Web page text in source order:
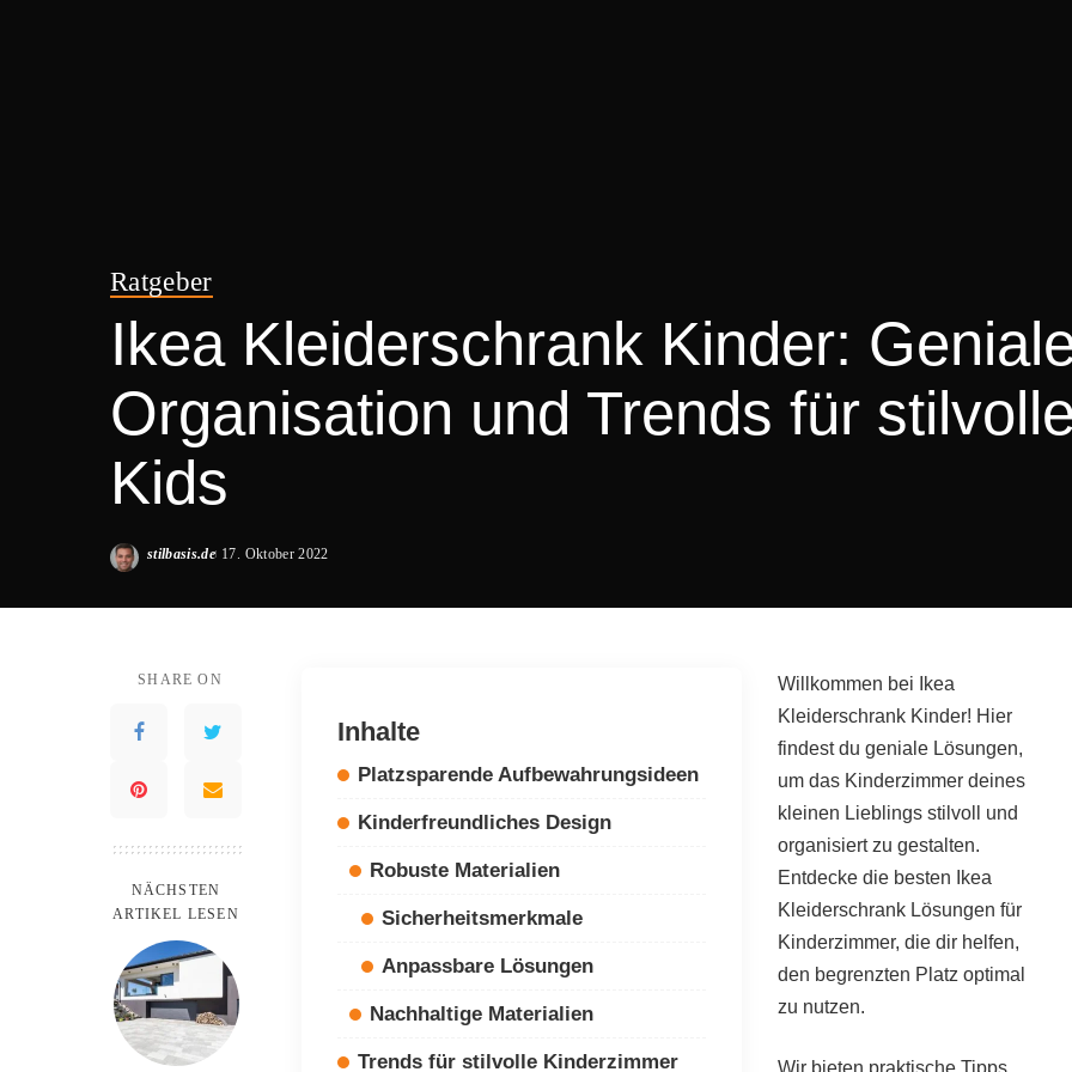
Ratgeber
Ikea Kleiderschrank Kinder:
Organisation und Trends für
Kids
Posted
stilbasis.de 17. Oktober 2022
SHARE ON
NÄCHSTEN
ARTIKEL LESEN
Inhalte
Platzsparende Aufbewahrungsideen
Kinderfreundliches Design
Robuste Materialien
Sicherheitsmerkmale
Anpassbare Lösungen
Nachhaltige Materialien
Trends für stilvolle Kinderzimmer
Willkommen bei Ikea
Kleiderschrank Kinder! Hier
findest du geniale Lösungen,
um das Kinderzimmer deines
kleinen Lieblings stilvoll und
organisiert zu gestalten.
Entdecke die besten Ikea
Kleiderschrank Lösungen für
Kinderzimmer, die dir helfen,
den begrenzten Platz optimal
zu nutzen.
Wir bieten praktische Tipps